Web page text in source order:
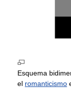
Esquema
el romanticismo